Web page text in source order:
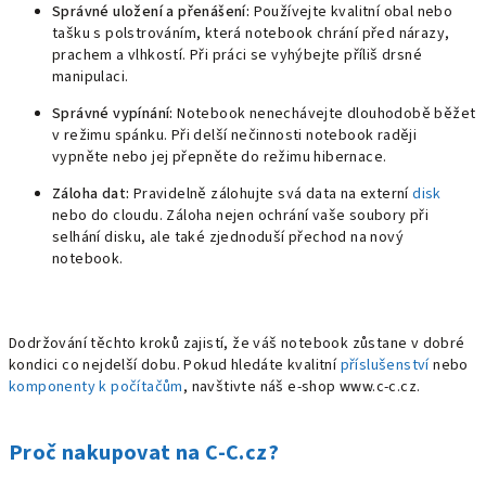
Správné uložení a přenášení: Používejte kvalitní obal nebo
tašku s polstrováním, která notebook chrání před nárazy,
prachem a vlhkostí. Při práci se vyhýbejte příliš drsné
manipulaci.
Správné vypínání:Notebook nenechávejte dlouhodobě běžet
v režimu spánku. Při delší nečinnosti notebook raději
vypněte nebo jej přepněte do režimu hibernace.
Záloha dat: Pravidelně zálohujte svá data na externídisk
nebo do cloudu. Záloha nejen ochrání vaše soubory při
selhání disku, ale také zjednoduší přechod na nový
notebook.
Dodržování těchto kroků zajistí, že váš notebook zůstane v dobré
kondici co nejdelší dobu. Pokud hledáte kvalitnípříslušenstvínebo
komponenty k počítačům, navštivte náš e-shop www.c-c.cz.
Proč nakupovat na C-C.cz?